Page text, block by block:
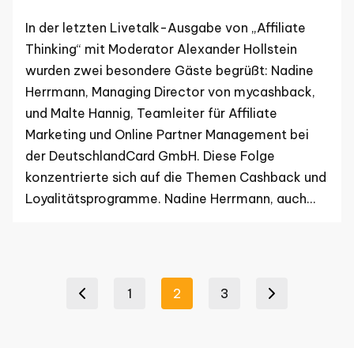
In der letzten Livetalk-Ausgabe von „Affiliate
Thinking“ mit Moderator Alexander Hollstein
wurden zwei besondere Gäste begrüßt: Nadine
Herrmann, Managing Director von mycashback,
und Malte Hannig, Teamleiter für Affiliate
Marketing und Online Partner Management bei
der DeutschlandCard GmbH. Diese Folge
konzentrierte sich auf die Themen Cashback und
Loyalitätsprogramme. Nadine Herrmann, auch…
Seitennummerierung
1 2 3